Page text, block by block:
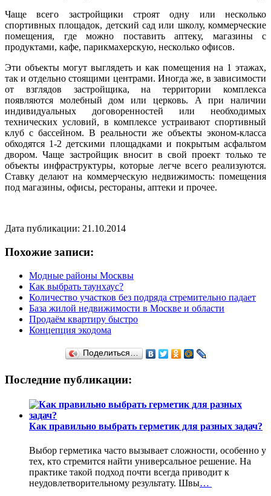
Чаще всего застройщики строят одну или несколько
спортивных площадок, детский сад или школу, коммерческие
помещения, где можно поставить аптеку, магазины с
продуктами, кафе, парикмахерскую, несколько офисов.
Эти объекты могут выглядеть и как помещения на 1 этажах,
так и отдельно стоящими центрами. Иногда же, в зависимости
от взглядов застройщика, на территории комплекса
появляются молебный дом или церковь. А при наличии
индивидуальных договоренностей или необходимых
технических условий, в комплексе устраивают спортивный
клуб с бассейном. В реальности же объекты эконом-класса
обходятся 1-2 детскими площадками и покрытым асфальтом
двором. Чаще застройщик вносит в свой проект только те
объекты инфраструктуры, которые легче всего реализуются.
Ставку делают на коммерческую недвижимость: помещения
под магазины, офисы, рестораны, аптеки и прочее.
Дата публикации: 21.10.2014
Похожие записи:
Модные районы Москвы
Как выбрать таунхаус?
Количество участков без подряда стремительно падает
База жилой недвижимости в Москве и области
Продаём квартиру быстро
Концепция экодома
Поделиться…
Последние публикации:
Как правильно выбрать герметик для разных задач?
Выбор герметика часто вызывает сложности, особенно у
тех, кто стремится найти универсальное решение. На
практике такой подход почти всегда приводит к
неудовлетворительному результату. Швы…